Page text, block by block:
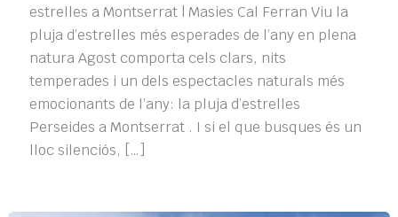
estrelles a Montserrat | Masies Cal Ferran Viu la
pluja d’estrelles més esperades de l’any en plena
natura Agost comporta cels clars, nits
temperades i un dels espectacles naturals més
emocionants de l’any: la pluja d’estrelles
Perseides a Montserrat . I si el que busques és un
lloc silenciós, […]